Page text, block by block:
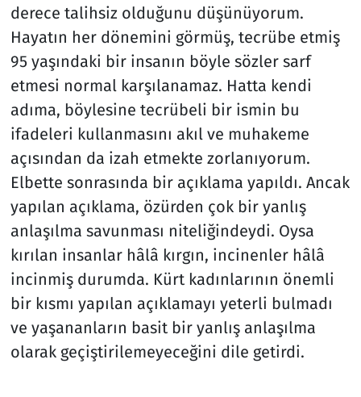
derece talihsiz olduğunu düşünüyorum.
Hayatın her dönemini görmüş, tecrübe etmiş
95 yaşındaki bir insanın böyle sözler sarf
etmesi normal karşılanamaz. Hatta kendi
adıma, böylesine tecrübeli bir ismin bu
ifadeleri kullanmasını akıl ve muhakeme
açısından da izah etmekte zorlanıyorum.
Elbette sonrasında bir açıklama yapıldı. Ancak
yapılan açıklama, özürden çok bir yanlış
anlaşılma savunması niteliğindeydi. Oysa
kırılan insanlar hâlâ kırgın, incinenler hâlâ
incinmiş durumda. Kürt kadınlarının önemli
bir kısmı yapılan açıklamayı yeterli bulmadı
ve yaşananların basit bir yanlış anlaşılma
olarak geçiştirilemeyeceğini dile getirdi.